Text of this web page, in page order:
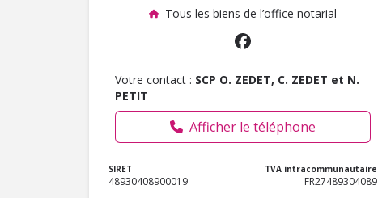
Tous les biens de l’office notarial
Votre contact : SCP O. ZEDET, C. ZEDET et N.
PETIT
Afficher le téléphone
SIRET
48930408900019
TVA intracommunautaire
FR27489304089